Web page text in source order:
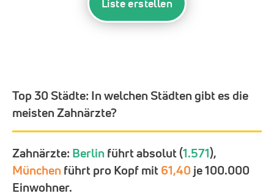
Liste erstellen
Top 30 Städte: In welchen Städten gibt es die
meisten Zahnärzte?
Zahnärzte: Berlin führt absolut (1.571),
München führt pro Kopf mit61,40 je 100.000
Einwohner.